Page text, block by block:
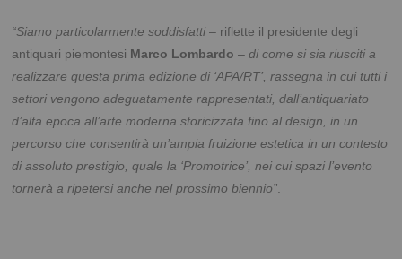
“Siamo particolarmente soddisfatti– riflette il presidente degli
antiquari piemontesi Marco Lombardo –di come si sia riusciti a
realizzare questa prima edizione di ‘APA/RT’, rassegna in cui tutti i
settori vengono adeguatamente rappresentati, dall’antiquariato
d’alta epoca all’arte moderna storicizzata fino al design, in un
percorso che consentirà un’ampia fruizione estetica in un contesto
di assoluto prestigio, quale la ‘Promotrice’, nei cui spazi l’evento
tornerà a ripetersi anche nel prossimo biennio”